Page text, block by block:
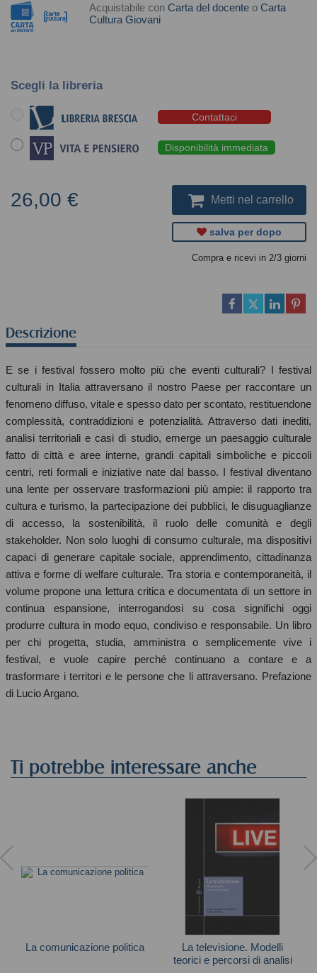
Acquistabile con Carta del docente o Carta
Cultura Giovani
Scegli la libreria
Contattaci
Disponibilità immediata
26,00 € Metti nel carrello
salva per dopo
Compra e ricevi in 2/3 giorni
Descrizione
E se i festival fossero molto più che eventi culturali? I festival
culturali in Italia attraversano il nostro Paese per raccontare un
fenomeno diffuso, vitale e spesso dato per scontato, restituendone
complessità, contraddizioni e potenzialità. Attraverso dati inediti,
analisi territoriali e casi di studio, emerge un paesaggio culturale
fatto di città e aree interne, grandi capitali simboliche e piccoli
centri, reti formali e iniziative nate dal basso. I festival diventano
una lente per osservare trasformazioni più ampie: il rapporto tra
cultura e turismo, la partecipazione dei pubblici, le disuguaglianze
di accesso, la sostenibilità, il ruolo delle comunità e degli
stakeholder. Non solo luoghi di consumo culturale, ma dispositivi
capaci di generare capitale sociale, apprendimento, cittadinanza
attiva e forme di welfare culturale. Tra storia e contemporaneità, il
volume propone una lettura critica e documentata di un settore in
continua espansione, interrogandosi su cosa significhi oggi
produrre cultura in modo equo, condiviso e responsabile. Un libro
per chi progetta, studia, amministra o semplicemente vive i
festival, e vuole capire perché continuano a contare e a
trasformare i territori e le persone che li attraversano. Prefazione
di Lucio Argano.
Ti potrebbe interessare anche
La comunicazione politica
La televisione. Modelli
teorici e percorsi di analisi